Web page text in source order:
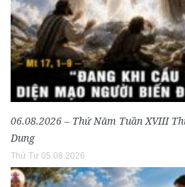
06.08.2026 – Thứ Năm Tuần XVIII
Dung
Thứ Tư 05.08.2026